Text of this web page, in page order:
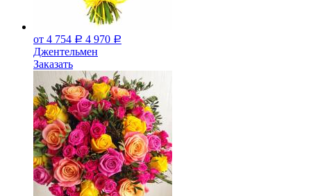
от 4 754 Р 4 970 Р
Джeнтельмен
Заказать